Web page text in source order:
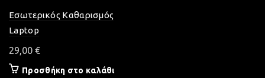
Εσωτερικός Καθαρισμός
Laptop
29,00 €
Προσθήκη στο καλάθι